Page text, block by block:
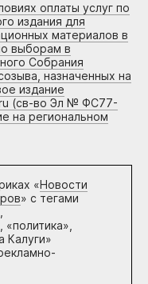
оплаты услуг по
издания для
материалов в
выборам в
Собрания
назначенных на
издание
(св-во Эл № ФС77-
на региональном
«Новости
» с тегами
Калуги»